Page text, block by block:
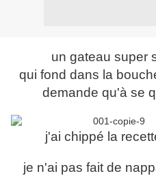
un gateau super
qui fond dans la
demande qu'à se
j'ai chippé la
je n'ai pas fait de